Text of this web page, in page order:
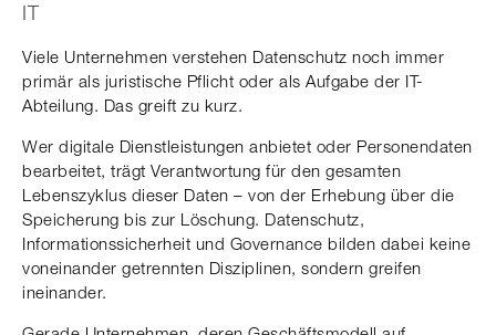
IT
Viele Unternehmen verstehen Datenschutz noch immer
primär als juristische Pflicht oder als Aufgabe der IT-
Abteilung. Das greift zu kurz.
Wer digitale Dienstleistungen anbietet oder Personendaten
bearbeitet, trägt Verantwortung für den gesamten
Lebenszyklus dieser Daten – von der Erhebung über die
Speicherung bis zur Löschung. Datenschutz,
Informationssicherheit und Governance bilden dabei keine
voneinander getrennten Disziplinen, sondern greifen
ineinander.